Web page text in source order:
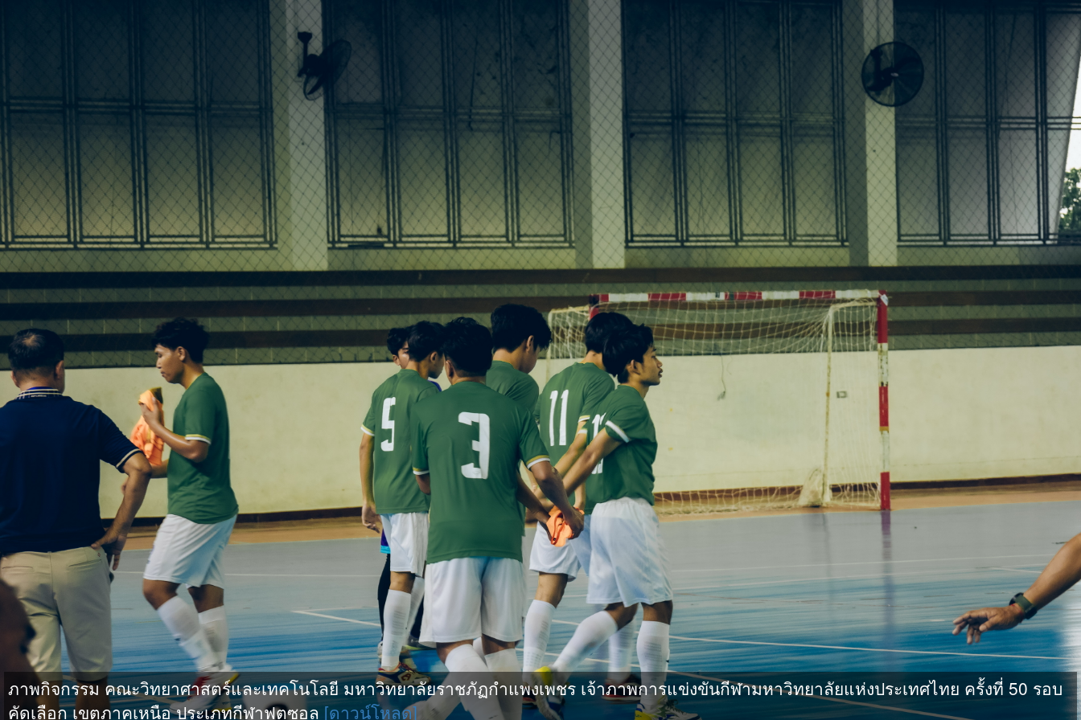
ภาพกิจกรรม คณะวิทยาศาสตร์และเทคโนโลยี มหาวิทยาลัยราชภัฏกำแพงเพชร เจ้าภาพการแข่งขันกีฬามหาวิทยาลัยแห่งประเทศไทย ครั้งที่ 50 รอบ
คัดเลือก เขตภาคเหนือ ประเภทกีฬาฟุตซอล [ดาวน์โหลด]